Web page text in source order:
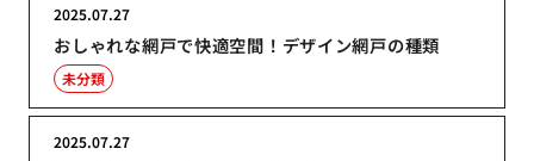
おしゃれな網戸で快適空間！デザイン網戸の種類
2025.07.27
未分類
2025.07.27